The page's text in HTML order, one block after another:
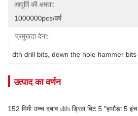
आपूर्ति की क्षमता:
1000000pcs/वर्ष
प्रमुखता देना:
dth drill bits down the hole hammer bits
उत्पाद का वर्णन
152 मिमी उच्च दबाव dth ड्रिल बिट 5 "हथौड़ा 5 इंच